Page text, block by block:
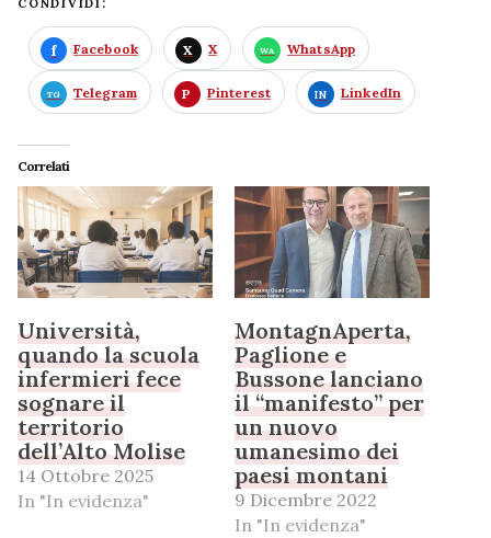
CONDIVIDI:
Facebook X WhatsApp
Telegram Pinterest LinkedIn
Correlati
Università,
quando la scuola
infermieri fece
sognare il
territorio
dell’Alto Molise
14 Ottobre 2025
In "In evidenza"
MontagnAperta,
Paglione e
Bussone lanciano
il “manifesto” per
un nuovo
umanesimo dei
paesi montani
9 Dicembre 2022
In "In evidenza"